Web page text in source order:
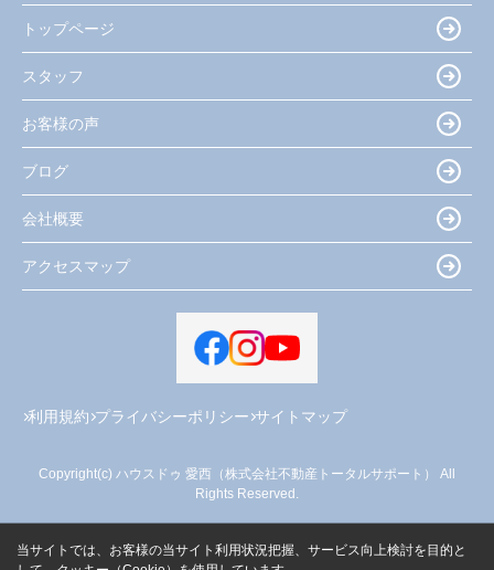
トップページ
スタッフ
お客様の声
ブログ
会社概要
アクセスマップ
利用規約 プライバシーポリシー サイトマップ
Copyright(c) ハウスドゥ 愛西（株式会社不動産トータルサポート） All
Rights Reserved.
当サイトでは、お客様の当サイト利用状況把握、サービス向上検討を目的と